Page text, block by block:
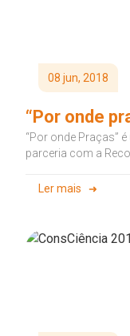
08 jun, 2018
“Por onde
“Por onde Praças”
parceria com a
Ler mais